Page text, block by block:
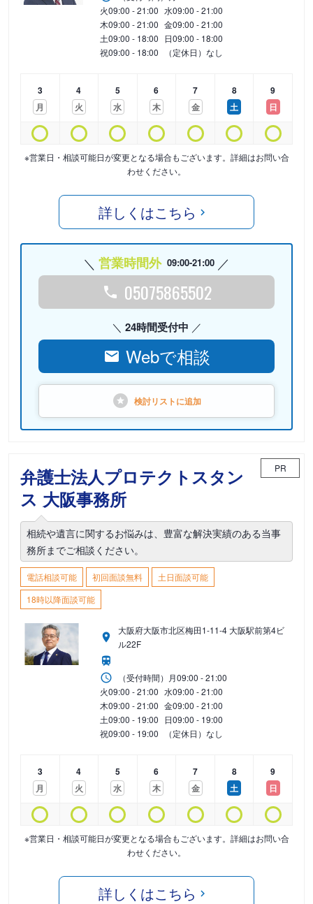
火09:00 - 21:00 水09:00 - 21:00
木09:00 - 21:00 金09:00 - 21:00
土09:00 - 18:00 日09:00 - 18:00
祝09:00 - 18:00 （定休日）なし
3
月
4
火
5
水
6
木
7
金
8
土
9
日
※営業日・相談可能日が変更となる場合もございます。詳細はお問い合
わせください。
詳しくはこちら
営業時間外 09:00-21:00
05075865502
24時間受付中
Webで相談
検討リストに追加
弁護士法人プロテクトスタン
ス 大阪事務所
PR
相続や遺言に関するお悩みは、豊富な解決実績のある当事
務所までご相談ください。
電話相談可能 初回面談無料
土日面談可能
18時以降面談可能
大阪府大阪市北区梅田1-11-4 大阪駅前第4ビ
ル22F
（受付時間） 月09:00 - 21:00
火09:00 - 21:00 水09:00 - 21:00
木09:00 - 21:00 金09:00 - 21:00
土09:00 - 19:00 日09:00 - 19:00
祝09:00 - 19:00 （定休日）なし
3
月
4
火
5
水
6
木
7
金
8
土
9
日
※営業日・相談可能日が変更となる場合もございます。詳細はお問い合
わせください。
詳しくはこちら